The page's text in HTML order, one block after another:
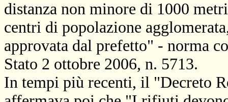
distanza non minore di 1000
centri di popolazione
approvata dal prefetto" - norma
Stato 2 ottobre 2006, n. 5713.
In tempi più recenti, il "Decreto